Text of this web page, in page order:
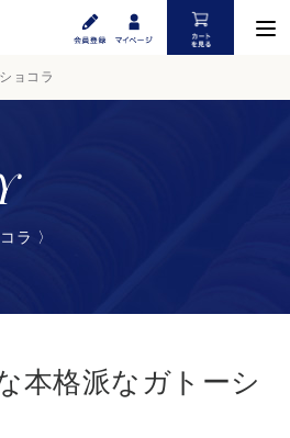
ョコラ
ラ 〉
本格派なガトーシ